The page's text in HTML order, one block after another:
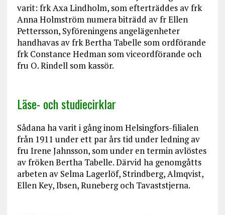
varit: frk Axa Lindholm, som efterträddes av frk
Anna Holmström numera biträdd av fr Ellen
Pettersson, Syföreningens angelägenheter
handhavas av frk Bertha Tabelle som ordförande
frk Constance Hedman som viceordförande och
fru O. Rindell som kassör.
Läse- och studiecirklar
Sådana ha varit i gång inom Helsingfors-filialen
från 1911 under ett par års tid under ledning av
fru Irene Jahnsson, som under en termin avlöstes
av fröken Bertha Tabelle. Därvid ha genomgåtts
arbeten av Selma Lagerlöf, Strindberg, Almqvist,
Ellen Key, Ibsen, Runeberg och Tavaststjerna.